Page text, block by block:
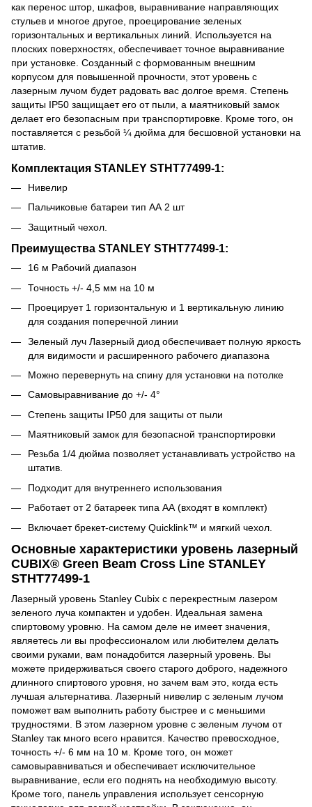
как перенос штор, шкафов, выравнивание направляющих
стульев и многое другое, проецирование зеленых
горизонтальных и вертикальных линий. Используется на
плоских поверхностях, обеспечивает точное выравнивание
при установке. Созданный с формованным внешним
корпусом для повышенной прочности, этот уровень с
лазерным лучом будет радовать вас долгое время. Степень
защиты IP50 защищает его от пыли, а маятниковый замок
делает его безопасным при транспортировке. Кроме того, он
поставляется с резьбой ¼ дюйма для бесшовной установки на
штатив.
Комплектация STANLEY STHT77499-1:
Нивелир
Пальчиковые батареи тип АА 2 шт
Защитный чехол.
Преимущества STANLEY STHT77499-1:
16 м Рабочий диапазон
Точность +/- 4,5 мм на 10 м
Проецирует 1 горизонтальную и 1 вертикальную линию
для создания поперечной линии
Зеленый луч Лазерный диод обеспечивает полную яркость
для видимости и расширенного рабочего диапазона
Можно перевернуть на спину для установки на потолке
Самовыравнивание до +/- 4°
Степень защиты IP50 для защиты от пыли
Маятниковый замок для безопасной транспортировки
Резьба 1/4 дюйма позволяет устанавливать устройство на
штатив.
Подходит для внутреннего использования
Работает от 2 батареек типа АА (входят в комплект)
Включает брекет-систему Quicklink™ и мягкий чехол.
Основные характеристики уровень лазерный
CUBIX® Green Beam Cross Line STANLEY
STHT77499-1
Лазерный уровень Stanley Cubix с перекрестным лазером
зеленого луча компактен и удобен. Идеальная замена
спиртовому уровню. На самом деле не имеет значения,
являетесь ли вы профессионалом или любителем делать
своими руками, вам понадобится лазерный уровень. Вы
можете придерживаться своего старого доброго, надежного
длинного спиртового уровня, но зачем вам это, когда есть
лучшая альтернатива. Лазерный нивелир с зеленым лучом
поможет вам выполнить работу быстрее и с меньшими
трудностями. В этом лазерном уровне с зеленым лучом от
Stanley так много всего нравится. Качество превосходное,
точность +/- 6 мм на 10 м. Кроме того, он может
самовыравниваться и обеспечивает исключительное
выравнивание, если его поднять на необходимую высоту.
Кроме того, панель управления использует сенсорную